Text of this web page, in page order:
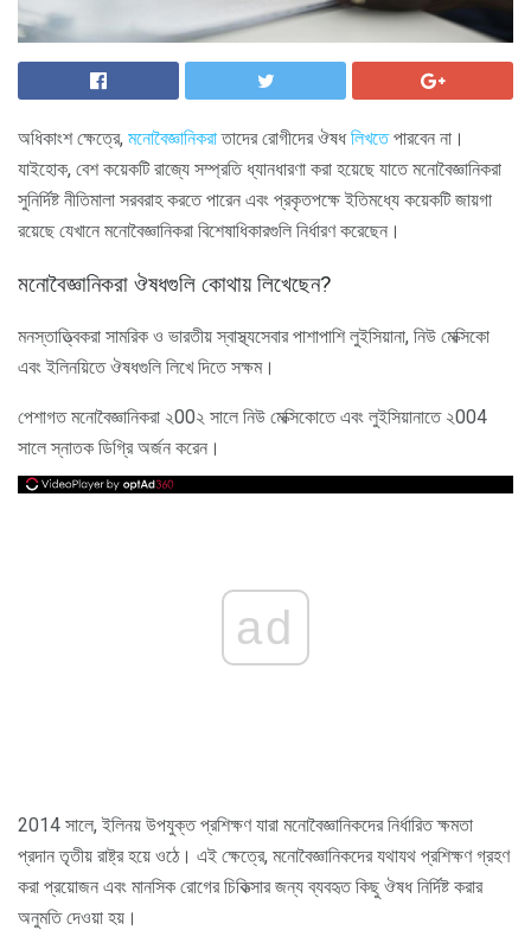
অধিকাংশ ক্ষেত্রে, মনোবৈজ্ঞানিকরাতাদের রোগীদের ঔষধলিখতেপারবেন না।
যাইহোক, বেশ কয়েকটি রাজ্যে সম্প্রতি ধ্যানধারণা করা হয়েছে যাতে মনোবৈজ্ঞানিকরা
সুনির্দিষ্ট নীতিমালা সরবরাহ করতে পারেন এবং প্রকৃতপক্ষে ইতিমধ্যে কয়েকটি জায়গা
রয়েছে যেখানে মনোবৈজ্ঞানিকরা বিশেষাধিকারগুলি নির্ধারণ করেছেন।
মনোবৈজ্ঞানিকরা ঔষধগুলি কোথায় লিখেছেন?
মনস্তাত্ত্বিকরা সামরিক ও ভারতীয় স্বাস্থ্যসেবার পাশাপাশি লুইসিয়ানা, নিউ মেক্সিকো
এবং ইলিনয়িতে ঔষধগুলি লিখে দিতে সক্ষম।
পেশাগত মনোবৈজ্ঞানিকরা ২00২ সালে নিউ মেক্সিকোতে এবং লুইসিয়ানাতে ২004
সালে স্নাতক ডিগ্রি অর্জন করেন।
ad
2014 সালে, ইলিনয় উপযুক্ত প্রশিক্ষণ যারা মনোবৈজ্ঞানিকদের নির্ধারিত ক্ষমতা
প্রদান তৃতীয় রাষ্ট্র হয়ে ওঠে। এই ক্ষেত্রে, মনোবৈজ্ঞানিকদের যথাযথ প্রশিক্ষণ গ্রহণ
করা প্রয়োজন এবং মানসিক রোগের চিকিত্সার জন্য ব্যবহৃত কিছু ঔষধ নির্দিষ্ট করার
অনুমতি দেওয়া হয়।